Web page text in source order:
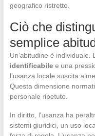
geografico ristretto.
Ciò che
semplice
Un’abitudine è individuale.
identificabilee una
l’usanza locale suscita
Questa dimensione
personale ripetuto.
In diritto, l’usanza ha
sistemi giuridici, un uso